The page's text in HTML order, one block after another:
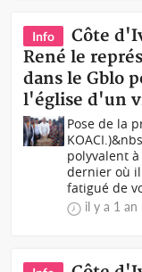
Info
Côte
René le
dans le Gblo
l'église d'un
Pose de la
polyvalent
dernier où il
fatigué de
il y a 1 an